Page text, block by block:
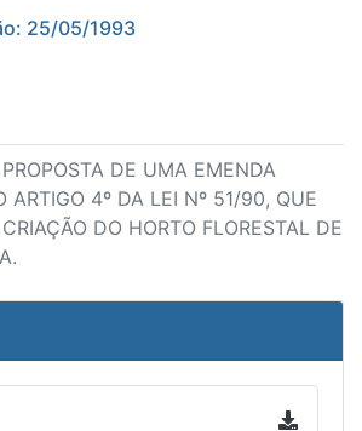
25/05/1993
DE UMA EMENDA
ARTIGO 4º DA LEI Nº 51/90, QUE
DO HORTO FLORESTAL DE